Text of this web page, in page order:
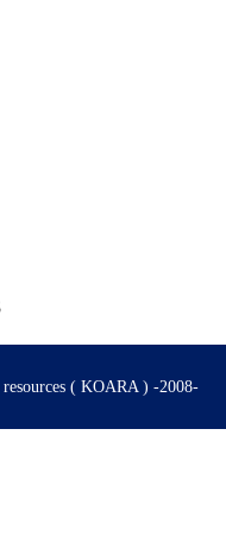
( KOARA ) -2008-